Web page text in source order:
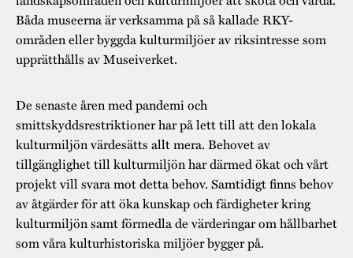
Båda museerna är verksamma på så kallade RKY-
områden eller byggda kulturmiljöer av riksintresse som
upprätthålls av Museiverket.
De senaste åren med pandemi och
smittskyddsrestriktioner har på lett till att den lokala
kulturmiljön värdesätts allt mera. Behovet av
tillgänglighet till kulturmiljön har därmed ökat och vårt
projekt vill svara mot detta behov. Samtidigt finns behov
av åtgärder för att öka kunskap och färdigheter kring
kulturmiljön samt förmedla de värderingar om hållbarhet
som våra kulturhistoriska miljöer bygger på.